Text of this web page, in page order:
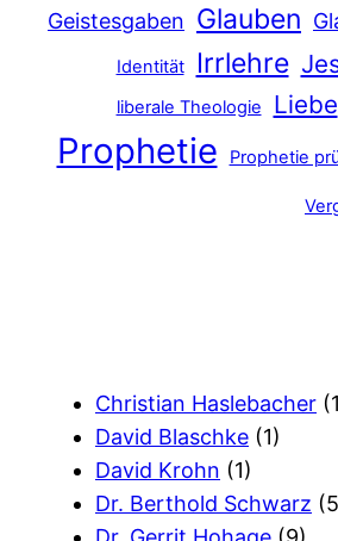
Geistesgaben Glauben
Identität Irrlehre
liberale Theologie Liebe
Prophetie Prophetie
Christian Haslebacher
David Blaschke (1)
David Krohn (1)
Dr. Berthold Schwarz